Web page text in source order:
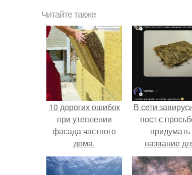
Читайте также
10 дорогих ошибок
при утеплении
фасада частного
дома.
В сети
пост с
придумать
название
домашней
запеканки.